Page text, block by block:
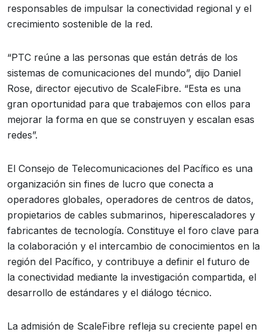
responsables de impulsar la conectividad regional y el
crecimiento sostenible de la red.
“PTC reúne a las personas que están detrás de los
sistemas de comunicaciones del mundo”, dijo Daniel
Rose, director ejecutivo de ScaleFibre. “Esta es una
gran oportunidad para que trabajemos con ellos para
mejorar la forma en que se construyen y escalan esas
redes”.
El Consejo de Telecomunicaciones del Pacífico es una
organización sin fines de lucro que conecta a
operadores globales, operadores de centros de datos,
propietarios de cables submarinos, hiperescaladores y
fabricantes de tecnología. Constituye el foro clave para
la colaboración y el intercambio de conocimientos en la
región del Pacífico, y contribuye a definir el futuro de
la conectividad mediante la investigación compartida, el
desarrollo de estándares y el diálogo técnico.
La admisión de ScaleFibre refleja su creciente papel en